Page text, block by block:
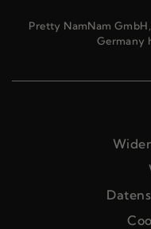
Pretty NamNam
Germany